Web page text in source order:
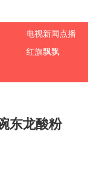
电视新闻点播
红旗飘飘
东龙酸粉